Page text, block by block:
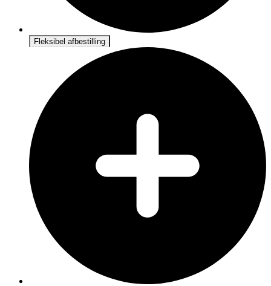
Fleksibel afbestilling